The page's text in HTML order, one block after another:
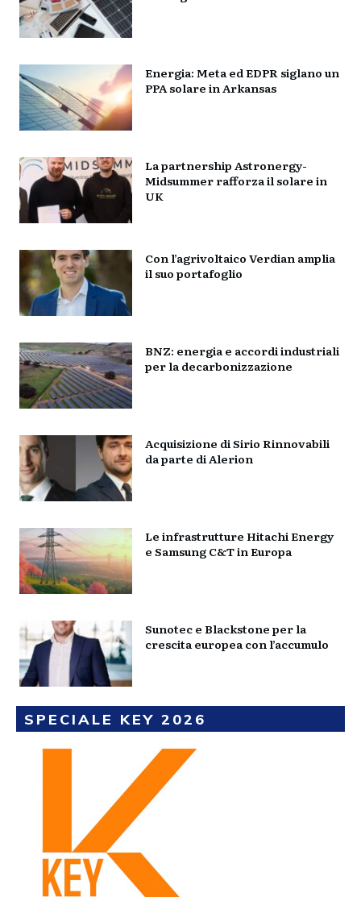
Energia: Meta ed EDPR siglano un
PPA solare in Arkansas
La partnership Astronergy-
Midsummer rafforza il solare in
UK
Con l’agrivoltaico Verdian amplia
il suo portafoglio
BNZ: energia e accordi industriali
per la decarbonizzazione
Acquisizione di Sirio Rinnovabili
da parte di Alerion
Le infrastrutture Hitachi Energy
e Samsung C&T in Europa
Sunotec e Blackstone per la
crescita europea con l’accumulo
SPECIALE KEY 2026